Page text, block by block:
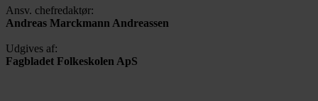
Ansv. chefredaktør:
Andreas Marckmann Andreassen
Udgives af:
Fagbladet Folkeskolen ApS